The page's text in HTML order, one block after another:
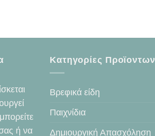
ή να
Κατηγορίες Προϊοντων
Βρεφικά είδη
Παιχνίδια
Δημιουργική Απασχόληση